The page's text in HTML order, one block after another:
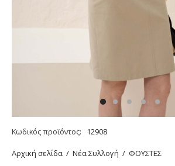
Κωδικός προϊόντος: 12908
Αρχική σελίδα / Νέα Συλλογή / ΦΟΥΣΤΕΣ